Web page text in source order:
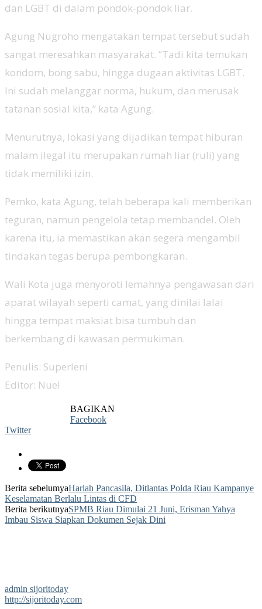
dan LGBT di dalam pondok-pondok liar.
Agung Nugroho mengatakan tempat tersebut sudah
sangat meresahkan masyarakat. “Tadi kita temukan
kondom, bong sabu, hingga dugaan aktivitas LGBT.
Ini sudah melanggar norma, hukum, dan merusak
tatanan sosial kita,” kata Agung.
Menurutnya, lokasi yang dijadikan tempat hiburan
malam ilegal itu merupakan rumah liar (ruli) yang
tidak memiliki izin.
Pemko, kata Agung, telah beberapa kali memberikan
teguran, namun pengelola tetap membandel. Oleh
karena itu, ia memastikan akan segera mengambil
tindakan tegas berupa pembongkaran.
Wali Kota juga menyoroti lemahnya pengawasan dari
aparat wilayah seperti camat, yang dinilai lalai
hingga tempat maksiat bisa tumbuh dan
berkembang di kawasan permukiman.
Penulis: Superleni
Editor: Nuel
BAGIKAN
Facebook
Twitter
Berita sebelumyaHarlah Pancasila, Ditlantas Polda Riau Kampanye
Keselamatan Berlalu Lintas di CFD
Berita berikutnyaSPMB Riau Dimulai 21 Juni, Erisman Yahya
Imbau Siswa Siapkan Dokumen Sejak Dini
admin sijoritoday
http://sijoritoday.com